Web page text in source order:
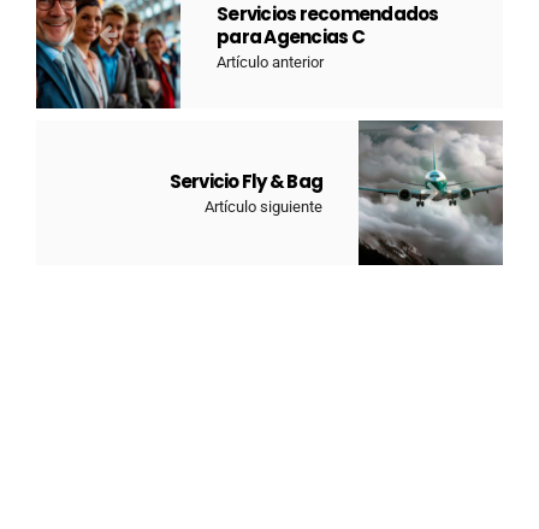
Servicios recomendados
para Agencias C
Artículo anterior
Servicio Fly & Bag
Artículo siguiente